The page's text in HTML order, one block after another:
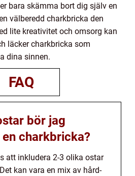
bara skämma bort dig själv en
välberedd charkbricka den
lite kreativitet och omsorg kan
läcker charkbricka som
dina sinnen.
FAQ
bör jag
charkbricka?
att inkludera 2-3 olika ostar
kan vara en mix av hård-